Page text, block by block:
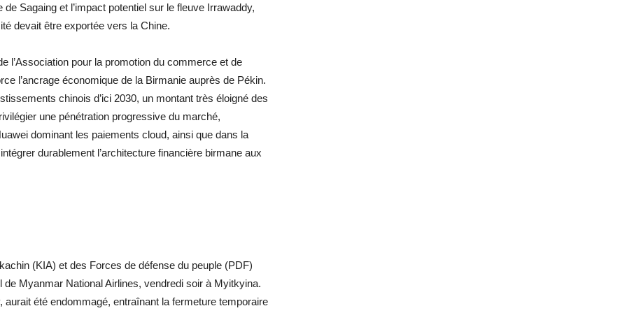
Sagaing et l’impact potentiel sur le fleuve Irrawaddy,
devait être exportée vers la Chine.
l’Association pour la promotion du commerce et de
l’ancrage économique de la Birmanie auprès de Pékin.
chinois d’ici 2030, un montant très éloigné des
une pénétration progressive du marché,
dominant les paiements cloud, ainsi que dans la
durablement l’architecture financière birmane aux
(KIA) et des Forces de défense du peuple (PDF)
de Myanmar National Airlines, vendredi soir à Myitkyina.
aurait été endommagé, entraînant la fermeture temporaire